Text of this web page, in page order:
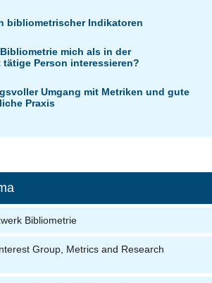
bibliometrischer Indikatoren
mich als in der
Person interessieren?
Umgang mit Metriken und gute
Praxis
Bibliometrie
Group, Metrics and Research